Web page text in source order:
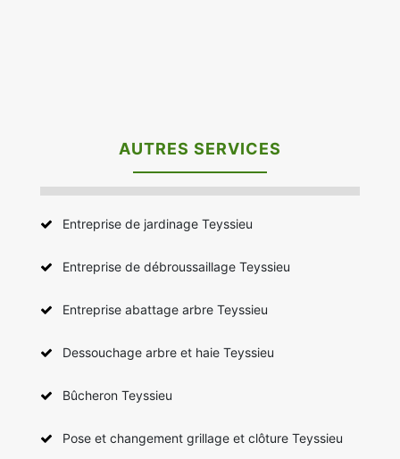
AUTRES SERVICES
Entreprise de jardinage Teyssieu
Entreprise de débroussaillage Teyssieu
Entreprise abattage arbre Teyssieu
Dessouchage arbre et haie Teyssieu
Bûcheron Teyssieu
Pose et changement grillage et clôture Teyssieu